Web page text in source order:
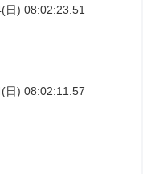
日) 08:02:23.51
日) 08:02:11.57